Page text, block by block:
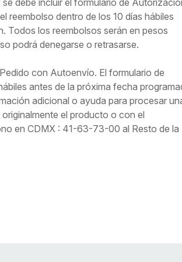
debe incluir el formulario de
reembolso dentro de los 10 días hábiles
Todos los reembolsos serán en pesos
podrá denegarse o retrasarse.
con Autoenvío. El formulario de
antes de la próxima fecha
adicional o ayuda para procesar
el producto o con el
en CDMX : 41-63-73-00 al Resto de la